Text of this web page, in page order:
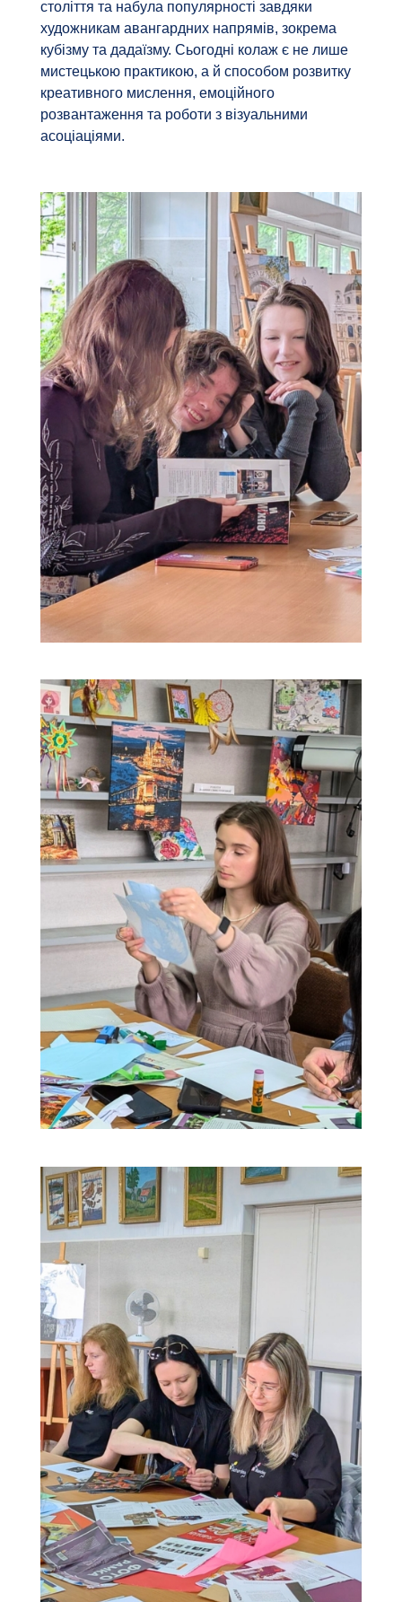
століття та набула популярності завдяки
художникам авангардних напрямів, зокрема
кубізму та дадаїзму. Сьогодні колаж є не лише
мистецькою практикою, а й способом розвитку
креативного мислення, емоційного
розвантаження та роботи з візуальними
асоціаціями.